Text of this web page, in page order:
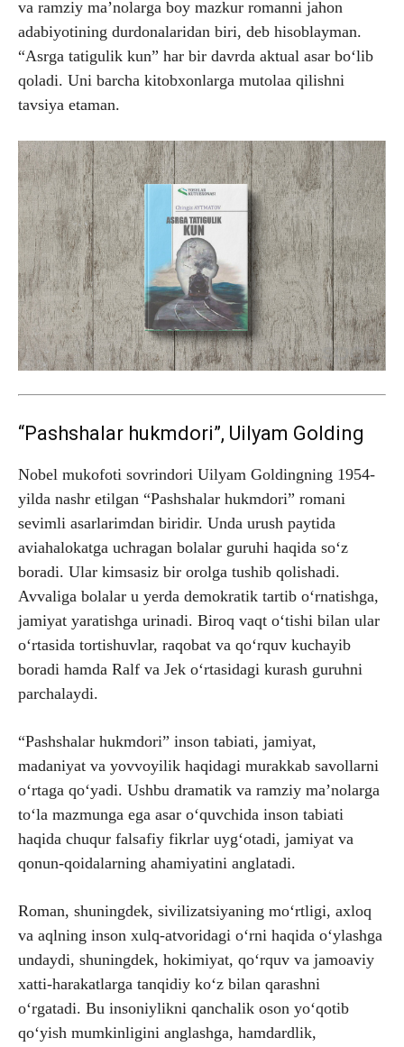
va ramziy ma’nolarga boy mazkur romanni jahon
adabiyotining durdonalaridan biri, deb hisoblayman.
“Asrga tatigulik kun” har bir davrda aktual asar bo‘lib
qoladi. Uni barcha kitobxonlarga mutolaa qilishni
tavsiya etaman.
“Pashshalar hukmdori”, Uilyam Golding
Nobel mukofoti sovrindori Uilyam Goldingning 1954-
yilda nashr etilgan “Pashshalar hukmdori” romani
sevimli asarlarimdan biridir. Unda urush paytida
aviahalokatga uchragan bolalar guruhi haqida so‘z
boradi. Ular kimsasiz bir orolga tushib qolishadi.
Avvaliga bolalar u yerda demokratik tartib o‘rnatishga,
jamiyat yaratishga urinadi. Biroq vaqt o‘tishi bilan ular
o‘rtasida tortishuvlar, raqobat va qo‘rquv kuchayib
boradi hamda Ralf va Jek o‘rtasidagi kurash guruhni
parchalaydi.
“Pashshalar hukmdori” inson tabiati, jamiyat,
madaniyat va yovvoyilik haqidagi murakkab savollarni
o‘rtaga qo‘yadi. Ushbu dramatik va ramziy ma’nolarga
to‘la mazmunga ega asar o‘quvchida inson tabiati
haqida chuqur falsafiy fikrlar uyg‘otadi, jamiyat va
qonun-qoidalarning ahamiyatini anglatadi.
Roman, shuningdek, sivilizatsiyaning mo‘rtligi, axloq
va aqlning inson xulq-atvoridagi o‘rni haqida o‘ylashga
undaydi, shuningdek, hokimiyat, qo‘rquv va jamoaviy
xatti-harakatlarga tanqidiy ko‘z bilan qarashni
o‘rgatadi. Bu insoniylikni qanchalik oson yo‘qotib
qo‘yish mumkinligini anglashga, hamdardlik,